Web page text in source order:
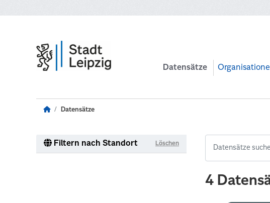
Datensätze
Datensätze
Filtern nach Standort Löschen
4